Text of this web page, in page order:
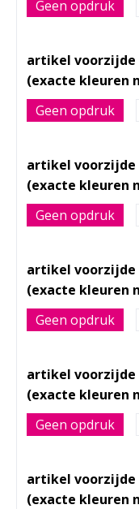
Geen opdruk
artikel voorzijde
Geen opdruk
artikel voorzijde
Geen opdruk
artikel voorzijde
Geen opdruk
artikel voorzijde
Geen opdruk
artikel voorzijde